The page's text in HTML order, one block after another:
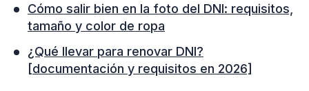
Cómo salir bien en la foto del DNI: requisitos,
tamaño y color de ropa
¿Qué llevar para renovar DNI?
[documentación y requisitos en 2026]